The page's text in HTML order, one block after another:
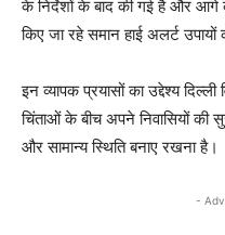
के निर्देशों के बाद की गई है और
किए जा रहे समान हाई अलर्ट उपायों
इन व्यापक प्रयासों का उद्देश्य दिल्ली
चिंताओं के बीच अपने निवासियों की
और सामान्य स्थिति बनाए रखना है।
-